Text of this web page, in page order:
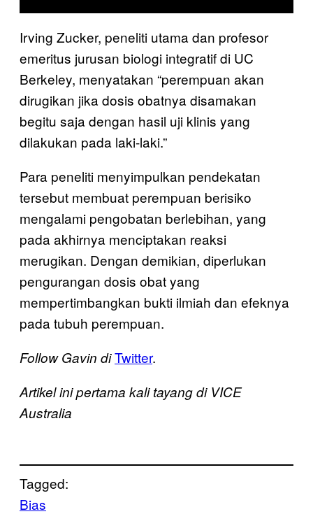
Irving Zucker, peneliti utama dan profesor
emeritus jurusan biologi integratif di UC
Berkeley, menyatakan “perempuan akan
dirugikan jika dosis obatnya disamakan
begitu saja dengan hasil uji klinis yang
dilakukan pada laki-laki.”
Para peneliti menyimpulkan pendekatan
tersebut membuat perempuan berisiko
mengalami pengobatan berlebihan, yang
pada akhirnya menciptakan reaksi
merugikan. Dengan demikian, diperlukan
pengurangan dosis obat yang
mempertimbangkan bukti ilmiah dan efeknya
pada tubuh perempuan.
Follow Gavin diTwitter.
Artikel ini pertama kali tayang di VICE
Australia
Tagged:
Bias